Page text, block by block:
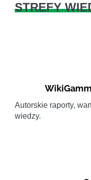
STREFY
Autorskie raporty,
wiedzy.